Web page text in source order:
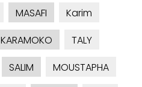
MASAFI
Karim
KARAMOKO
TALY
SALIM
MOUSTAPHA